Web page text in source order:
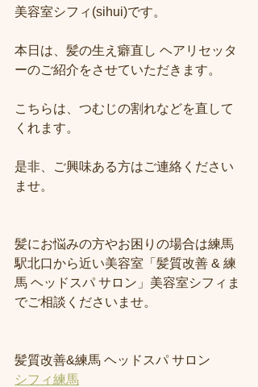
美容室シフィ(sihui)です。
本日は、髪の生え癖直し ヘアリセッタ
ーのご紹介をさせていただきます。
こちらは、つむじの割れなどを直して
くれます。
是非、ご興味ある方はご連絡ください
ませ。
髪にお悩みの方やお困りの場合は練馬
駅北口から近い美容室「髪質改善 & 練
馬 ヘッドスパ サロン」美容室シフィま
でご相談くださいませ。
髪質改善&練馬 ヘッドスパ サロン
シフィ練馬